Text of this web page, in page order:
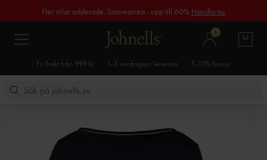
Fler stilar adderade. Sommarrea - upp till 60% Handla nu
1
Fri frakt från 999 kr 1-3 vardagars leverans 5-10% bonus